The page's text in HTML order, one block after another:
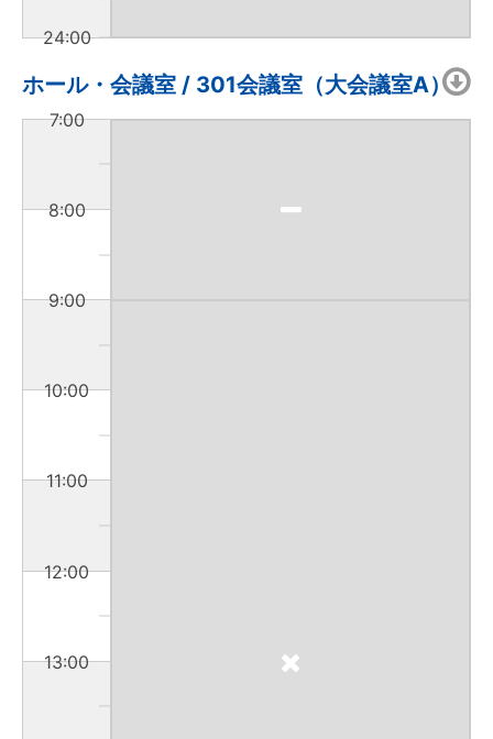
24:00
ホール・会議室 / 301会議室（大会議室A）
7:00
8:00
9:00
10:00
11:00
12:00
13:00